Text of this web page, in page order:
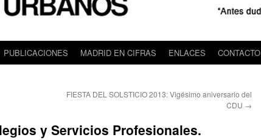
PUBLICACIONES MADRID EN CIFRAS ENLACES CONTACTO
FIESTA DEL SOLSTICIO 2013: Vigésimo aniversario del
CDU →
y Servicios Profesionales.